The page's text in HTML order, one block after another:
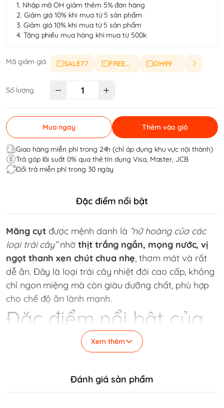
1. Nhập mã OH giảm thêm 5% đơn hàng
2. Giảm giá 10% khi mua từ 5 sản phẩm
3. Giảm giá 10% khi mua từ 5 sản phẩm
4. Tặng phiếu mua hàng khi mua từ 500k
Mã giảm giá SALE77 FREESHIP OH99
Số lượng
Mua ngay Thêm vào giỏ
Giao hàng miễn phí trong 24h (chỉ áp dụng khu vực nội thành)
Trả góp lãi suất 0% qua thẻ tín dụng Visa, Master, JCB
Đổi trả miễn phí trong 30 ngày
Đặc điểm nổi bật
Măng cụtđược mệnh danh là “nữ hoàng của các
loại trái cây”nhờ thịt trắng ngần, mọng nước, vị
ngọt thanh xen chút chua nhẹ, thơm mát và rất
dễ ăn. Đây là loại trái cây nhiệt đới cao cấp, không
chỉ ngon miệng mà còn giàu dưỡng chất, phù hợp
cho chế độ ăn lành mạnh.
Đặc điểm nổi bật của
Măng Cụt
Thịt trắng dày, mềm mọng, ít hạt
Xem thêm
Đánh giá sản phẩm